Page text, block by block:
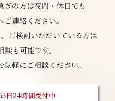
の方は夜間・休日でも
連絡ください。
ご検討いただいている方は
談も可能です。
気軽にご相談ください。
日24時間受付中